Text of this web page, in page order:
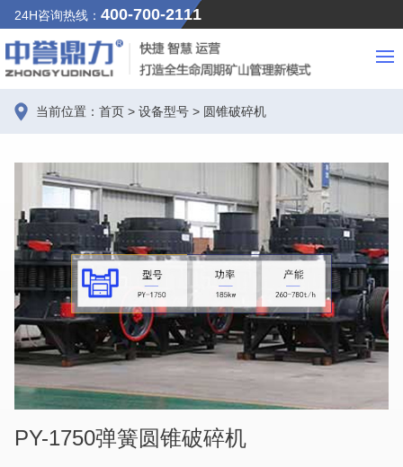
24H咨询热线： 400-700-2111
当前位置： 首页 > 设备型号 > 圆锥破碎机
PY-1750弹簧圆锥破碎机